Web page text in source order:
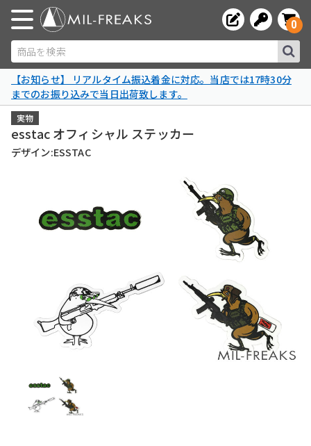
商品を検索
0
【お知らせ】 リアルタイム振込着金に対応。当店では17時30分
までのお振り込みで当日出荷致します。
実物
esstac オフィシャル ステッカー
デザイン:ESSTAC